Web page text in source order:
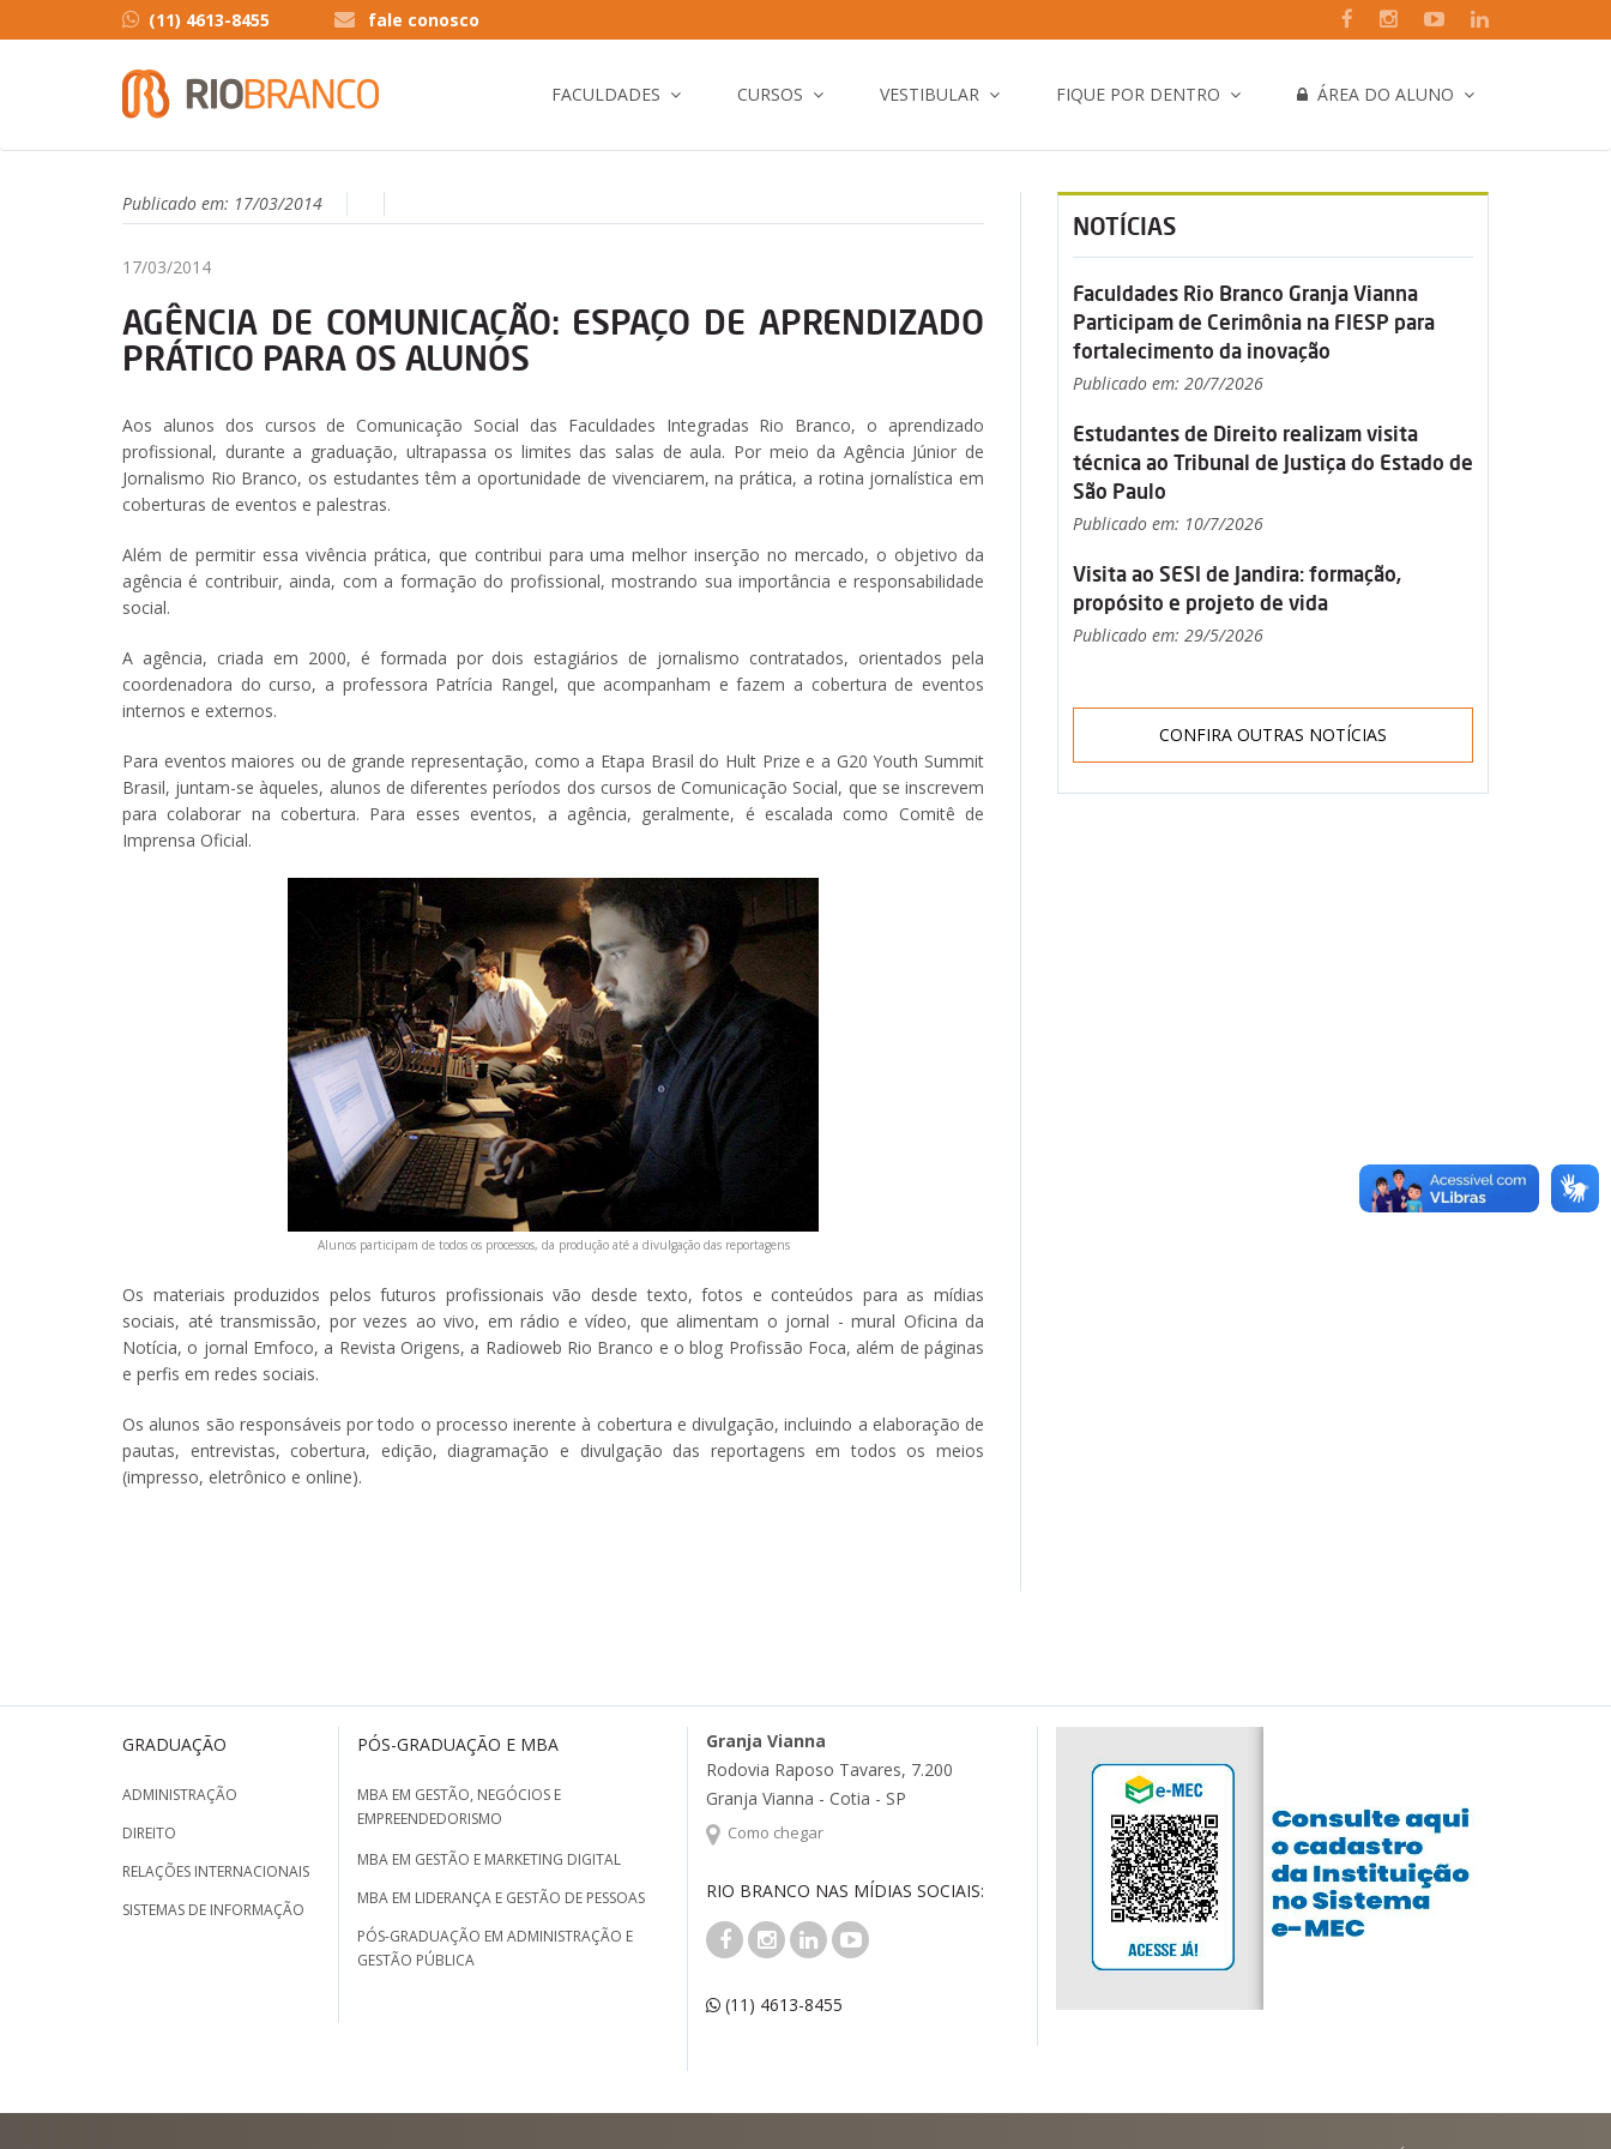
(11) 4613-8455 fale conosco
FACULDADES CURSOS VESTIBULAR FIQUE POR DENTRO ÁREA DO ALUNO
Publicado em: 17/03/2014
17/03/2014
AGÊNCIA DE COMUNICAÇÃO: ESPAÇO DE APRENDIZADO
PRÁTICO PARA OS ALUNOS
Aos alunos dos cursos de Comunicação Social das Faculdades Integradas Rio Branco, o aprendizado
profissional, durante a graduação, ultrapassa os limites das salas de aula. Por meio da Agência Júnior de
Jornalismo Rio Branco, os estudantes têm a oportunidade de vivenciarem, na prática, a rotina jornalística em
coberturas de eventos e palestras.
Além de permitir essa vivência prática, que contribui para uma melhor inserção no mercado, o objetivo da
agência é contribuir, ainda, com a formação do profissional, mostrando sua importância e responsabilidade
social.
A agência, criada em 2000, é formada por dois estagiários de jornalismo contratados, orientados pela
coordenadora do curso, a professora Patrícia Rangel, que acompanham e fazem a cobertura de eventos
internos e externos.
Para eventos maiores ou de grande representação, como a Etapa Brasil do Hult Prize e a G20 Youth Summit
Brasil, juntam-se àqueles, alunos de diferentes períodos dos cursos de Comunicação Social, que se inscrevem
para colaborar na cobertura. Para esses eventos, a agência, geralmente, é escalada como Comitê de
Imprensa Oficial.
Alunos participam de todos os processos, da produção até a divulgação das reportagens
Os materiais produzidos pelos futuros profissionais vão desde texto, fotos e conteúdos para as mídias
sociais, até transmissão, por vezes ao vivo, em rádio e vídeo, que alimentam o jornal - mural Oficina da
Notícia, o jornal Emfoco, a Revista Origens, a Radioweb Rio Branco e o blog Profissão Foca, além de páginas
e perfis em redes sociais.
Os alunos são responsáveis por todo o processo inerente à cobertura e divulgação, incluindo a elaboração de
pautas, entrevistas, cobertura, edição, diagramação e divulgação das reportagens em todos os meios
(impresso, eletrônico e online).
NOTÍCIAS
Faculdades Rio Branco Granja Vianna
Participam de Cerimônia na FIESP para
fortalecimento da inovação
Publicado em: 20/7/2026
Estudantes de Direito realizam visita
técnica ao Tribunal de Justiça do Estado de
São Paulo
Publicado em: 10/7/2026
Visita ao SESI de Jandira: formação,
propósito e projeto de vida
Publicado em: 29/5/2026
CONFIRA OUTRAS NOTÍCIAS
GRADUAÇÃO
ADMINISTRAÇÃO
DIREITO
RELAÇÕES INTERNACIONAIS
SISTEMAS DE INFORMAÇÃO
PÓS-GRADUAÇÃO E MBA
MBA EM GESTÃO, NEGÓCIOS E
EMPREENDEDORISMO
MBA EM GESTÃO E MARKETING DIGITAL
MBA EM LIDERANÇA E GESTÃO DE PESSOAS
PÓS-GRADUAÇÃO EM ADMINISTRAÇÃO E
GESTÃO PÚBLICA
Granja Vianna
Rodovia Raposo Tavares, 7.200
Granja Vianna - Cotia - SP
Como chegar
RIO BRANCO NAS MÍDIAS SOCIAIS:
(11) 4613-8455